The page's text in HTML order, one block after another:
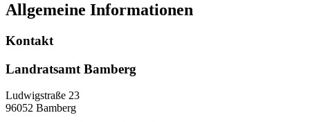
Allgemeine Informationen
Kontakt
Landratsamt Bamberg
Ludwigstraße 23
96052 Bamberg